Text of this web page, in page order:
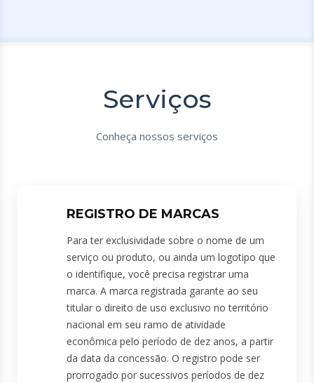
Serviços
Conheça nossos serviços
REGISTRO DE MARCAS
Para ter exclusividade sobre o nome de um
serviço ou produto, ou ainda um logotipo que
o identifique, você precisa registrar uma
marca. A marca registrada garante ao seu
titular o direito de uso exclusivo no território
nacional em seu ramo de atividade
econômica pelo período de dez anos, a partir
da data da concessão. O registro pode ser
prorrogado por sucessivos períodos de dez